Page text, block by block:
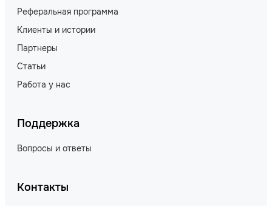
Реферальная программа
Клиенты и истории
Партнеры
Статьи
Работа у нас
Поддержка
Вопросы и ответы
Контакты